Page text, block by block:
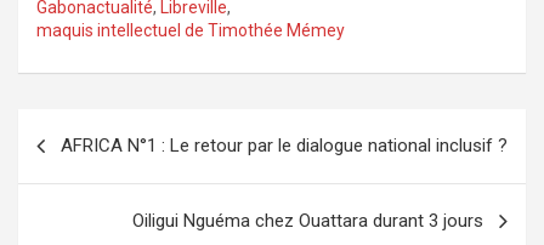
Gabonactualité, Libreville,
maquis intellectuel de Timothée Mémey
de
AFRICA N°1 : Le retour par le dialogue national inclusif ?
Oiligui Nguéma chez Ouattara durant 3 jours